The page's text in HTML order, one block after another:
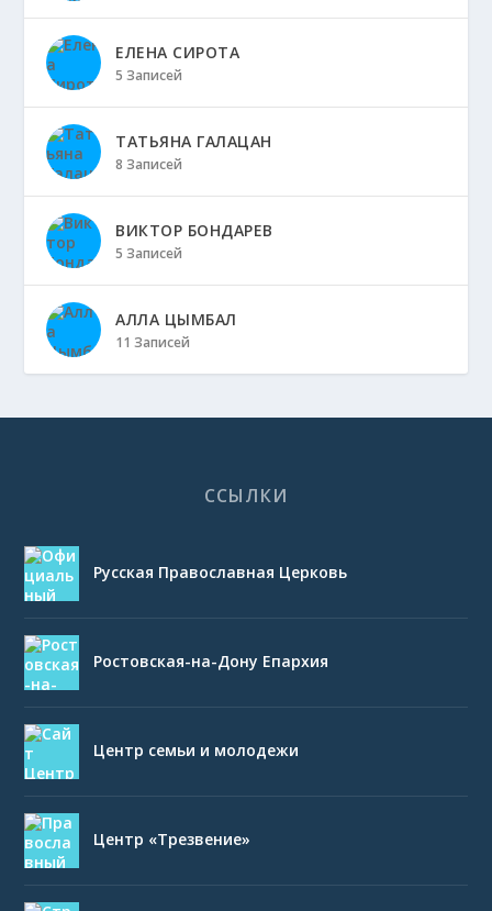
ЕЛЕНА СИРОТА
5 Записей
ТАТЬЯНА ГАЛАЦАН
8 Записей
ВИКТОР БОНДАРЕВ
5 Записей
АЛЛА ЦЫМБАЛ
11 Записей
ССЫЛКИ
Русская Православная Церковь
Ростовская-на-Дону Епархия
Центр семьи и молодежи
Центр «Трезвение»